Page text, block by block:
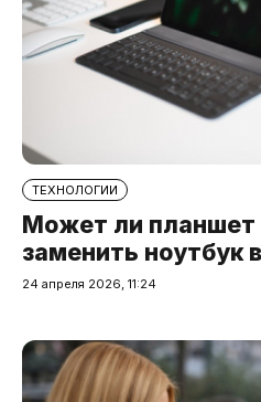
ТЕХНОЛОГИИ
Может ли планшет
заменить ноутбук
24 апреля 2026, 11:24